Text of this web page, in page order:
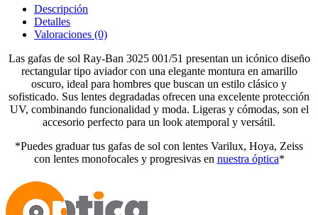
Descripción
Detalles
Valoraciones (0)
Las gafas de sol Ray-Ban 3025 001/51 presentan un icónico diseño
rectangular tipo aviador con una elegante montura en amarillo
oscuro, ideal para hombres que buscan un estilo clásico y
sofisticado. Sus lentes degradadas ofrecen una excelente protección
UV, combinando funcionalidad y moda. Ligeras y cómodas, son el
accesorio perfecto para un look atemporal y versátil.
*Puedes graduar tus gafas de sol con lentes Varilux, Hoya, Zeiss
con lentes monofocales y progresivas en nuestra óptica*